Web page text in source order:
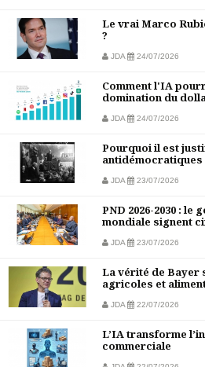
Le vrai Marco
?
JDA 24/07/2026
Comment l'IA
domination du
JDA 24/07/2026
Pourquoi il est
antidémocratiques
JDA 23/07/2026
PND 2026-2030 : le
mondiale signent
JDA 23/07/2026
La vérité de Bayer
agricoles et
JDA 22/07/2026
L’IA transforme
commerciale